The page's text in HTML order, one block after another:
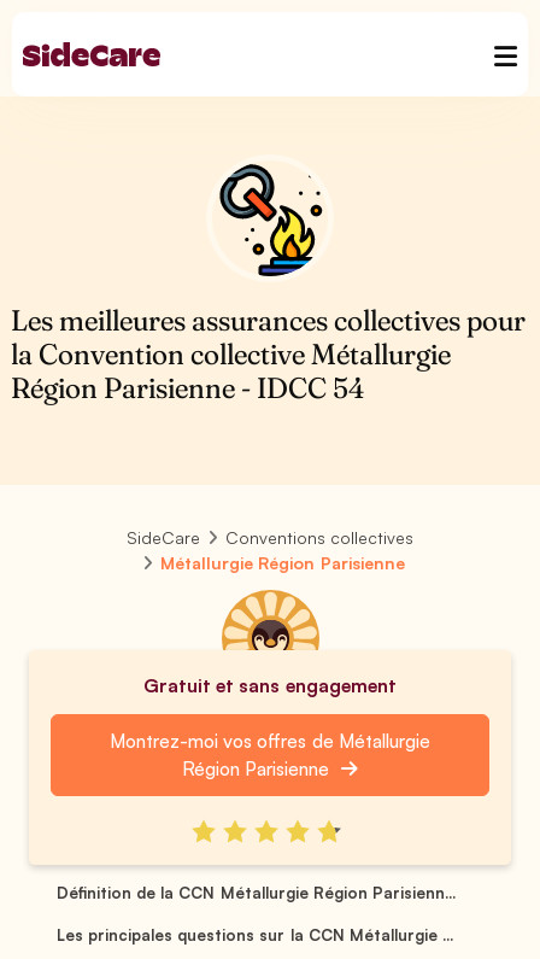
Les meilleures assurances collectives pour
la Convention collective Métallurgie
Région Parisienne - IDCC 54
SideCare
Conventions collectives
Métallurgie Région Parisienne
Gratuit et sans engagement
Montrez-moi vos offres de Métallurgie
Région Parisienne
Définition de la CCN Métallurgie Région Parisienn...
Les principales questions sur la CCN Métallurgie ...